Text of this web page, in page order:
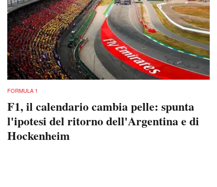
FORMULA 1
F1, il calendario cambia pelle: spunta
l'ipotesi del ritorno dell'Argentina e di
Hockenheim